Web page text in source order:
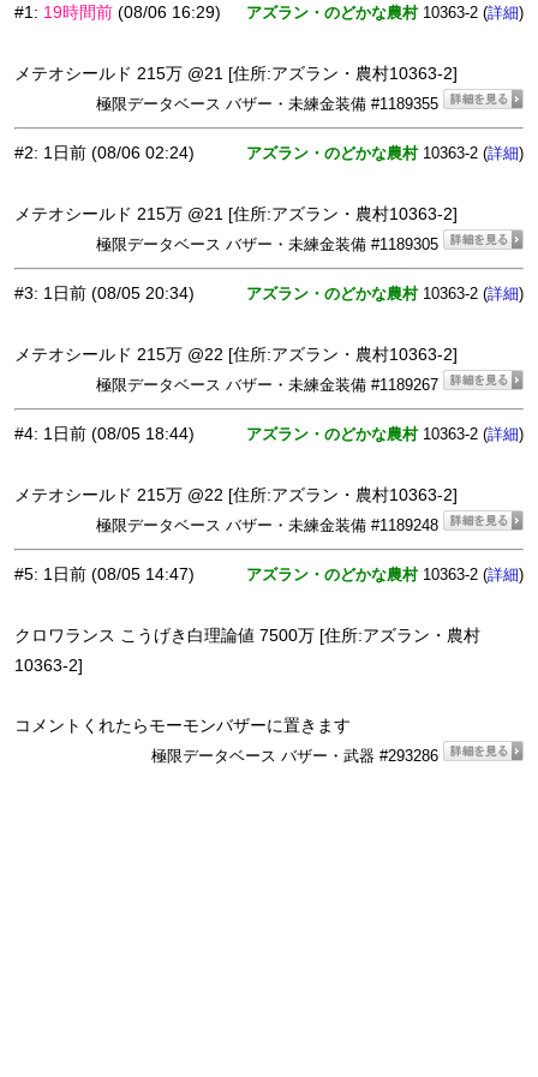
#1: 19時間前 (08/06 16:29) アズラン・のどかな農村10363-2 (詳細)
メテオシールド 215万 @21 [住所:アズラン・農村10363-2]
極限データベース バザー・未練金装備 #1189355
#2: 1日前 (08/06 02:24) アズラン・のどかな農村10363-2 (詳細)
メテオシールド 215万 @21 [住所:アズラン・農村10363-2]
極限データベース バザー・未練金装備 #1189305
#3: 1日前 (08/05 20:34) アズラン・のどかな農村10363-2 (詳細)
メテオシールド 215万 @22 [住所:アズラン・農村10363-2]
極限データベース バザー・未練金装備 #1189267
#4: 1日前 (08/05 18:44) アズラン・のどかな農村10363-2 (詳細)
メテオシールド 215万 @22 [住所:アズラン・農村10363-2]
極限データベース バザー・未練金装備 #1189248
#5: 1日前 (08/05 14:47) アズラン・のどかな農村10363-2 (詳細)
クロワランス こうげき白理論値 7500万 [住所:アズラン・農村
10363-2]
コメントくれたらモーモンバザーに置きます
極限データベース バザー・武器 #293286